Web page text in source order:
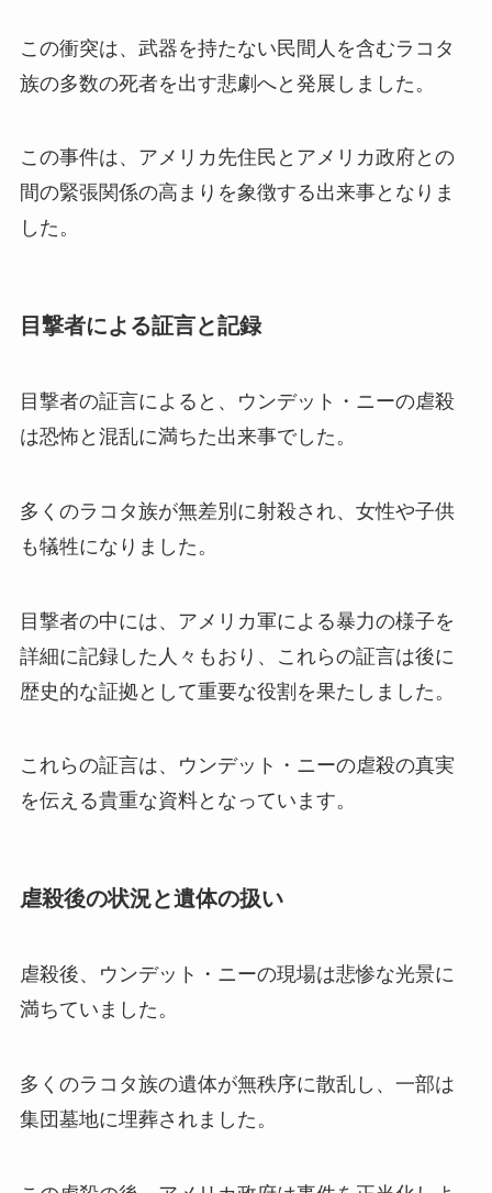
この衝突は、武器を持たない民間人を含むラコタ
族の多数の死者を出す悲劇へと発展しました。
この事件は、アメリカ先住民とアメリカ政府との
間の緊張関係の高まりを象徴する出来事となりま
した。
目撃者による証言と記録
目撃者の証言によると、ウンデット・ニーの虐殺
は恐怖と混乱に満ちた出来事でした。
多くのラコタ族が無差別に射殺され、女性や子供
も犠牲になりました。
目撃者の中には、アメリカ軍による暴力の様子を
詳細に記録した人々もおり、これらの証言は後に
歴史的な証拠として重要な役割を果たしました。
これらの証言は、ウンデット・ニーの虐殺の真実
を伝える貴重な資料となっています。
虐殺後の状況と遺体の扱い
虐殺後、ウンデット・ニーの現場は悲惨な光景に
満ちていました。
多くのラコタ族の遺体が無秩序に散乱し、一部は
集団墓地に埋葬されました。